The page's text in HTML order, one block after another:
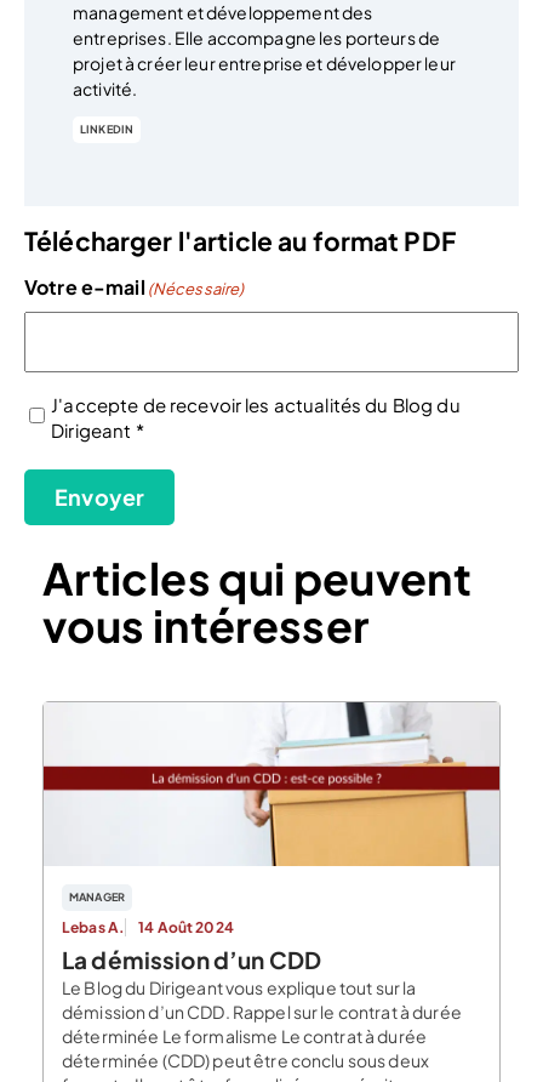
management et développement des
entreprises. Elle accompagne les porteurs de
projet à créer leur entreprise et développer leur
activité.
LINKEDIN
Télécharger l'article au format PDF
Votre e-mail (Nécessaire)
(Nécessaire)
J'accepte de recevoir les actualités du Blog du
Dirigeant *
Envoyer
Articles qui peuvent
vous intéresser
MANAGER
Lebas A. 14 Août 2024
La démission d’un CDD
Le Blog du Dirigeant vous explique tout sur la
démission d’un CDD. Rappel sur le contrat à durée
déterminée Le formalisme Le contrat à durée
déterminée (CDD) peut être conclu sous deux